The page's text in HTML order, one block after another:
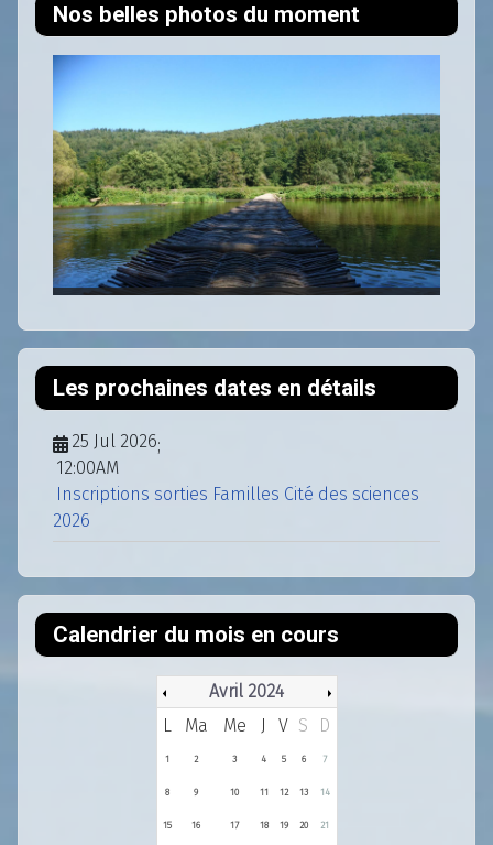
Nos belles photos du moment
Les prochaines dates en détails
25 Jul 2026;
12:00AM
Inscriptions sorties Familles Cité des sciences
2026
Calendrier du mois en cours
Avril 2024
L
Ma Me J V S D
1 2 3 4 5 6 7
8 9 10 11 12 13 14
15 16 17 18 19 20 21